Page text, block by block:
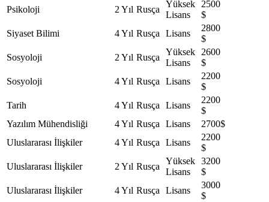
Psikoloji
2 Yıl Rusça
Yüksek
Lisans
2500
$
Siyaset Bilimi
4 Yıl Rusça Lisans
2800
$
Sosyoloji
2 Yıl Rusça
Yüksek
Lisans
2600
$
Sosyoloji
4 Yıl Rusça Lisans
2200
$
Tarih
4 Yıl Rusça Lisans
2200
$
Yazılım Mühendisliği
4 Yıl Rusça Lisans
2700$
Uluslararası İlişkiler
4 Yıl Rusça Lisans
2200
$
Uluslararası İlişkiler
2 Yıl Rusça
Yüksek
Lisans
3200
$
Uluslararası İlişkiler
4 Yıl Rusça Lisans
3000
$